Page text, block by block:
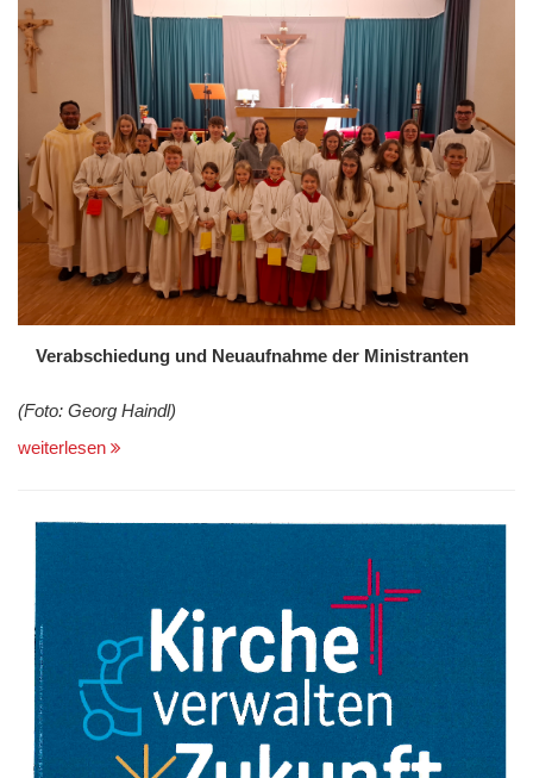
Verabschiedung und Neuaufnahme der Ministranten
(Foto: Georg Haindl)
weiterlesen